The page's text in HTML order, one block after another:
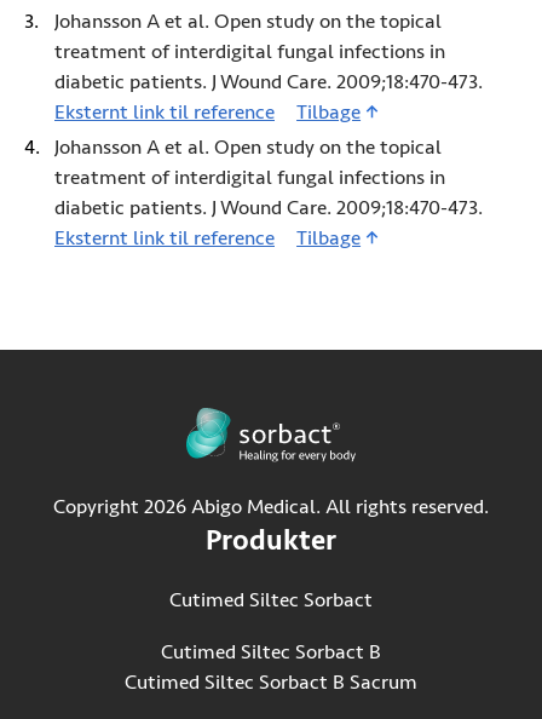
Johansson A et al. Open study on the topical
treatment of interdigital fungal infections in
diabetic patients. J Wound Care. 2009;18:470-473.
Eksternt link til reference 3 (Åbner i ny fane)
Tilbage
Johansson A et al. Open study on the topical
treatment of interdigital fungal infections in
diabetic patients. J Wound Care. 2009;18:470-473.
Eksternt link til reference 4 (Åbner i ny fane)
Tilbage
Copyright 2026 Abigo Medical. All rights reserved.
Produkter
Cutimed Siltec Sorbact
Cutimed Siltec Sorbact B
Cutimed Siltec Sorbact B Sacrum